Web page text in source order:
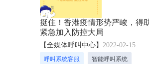
挺住！香港疫情形势严峻，得
紧急加入防控大局
【全媒体呼叫中心】 2022-02-15
呼叫系统客服 智能呼叫系统